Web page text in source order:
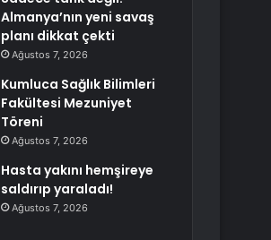
Almanya’nın yeni savaş
planı dikkat çekti
Ağustos 7, 2026
Kumluca Sağlık Bilimleri
Fakültesi Mezuniyet
Töreni
Ağustos 7, 2026
Hasta yakını hemşireye
saldırıp yaraladı!
Ağustos 7, 2026